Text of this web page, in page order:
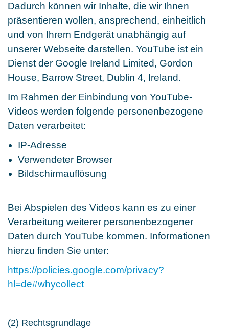
Dadurch können wir Inhalte, die wir Ihnen
präsentieren wollen, ansprechend, einheitlich
und von Ihrem Endgerät unabhängig auf
unserer Webseite darstellen. YouTube ist ein
Dienst der Google Ireland Limited, Gordon
House, Barrow Street, Dublin 4, Ireland.
Im Rahmen der Einbindung von YouTube-
Videos werden folgende personenbezogene
Daten verarbeitet:
IP-Adresse
Verwendeter Browser
Bildschirmauflösung
Bei Abspielen des Videos kann es zu einer
Verarbeitung weiterer personenbezogener
Daten durch YouTube kommen. Informationen
hierzu finden Sie unter:
https://policies.google.com/privacy?
hl=de#whycollect
(2) Rechtsgrundlage